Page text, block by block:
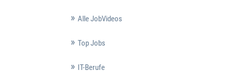
Alle JobVideos
Top Jobs
IT-Berufe